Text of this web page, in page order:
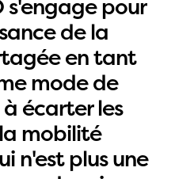
s'engage pour
de la
en tant
mode de
écarter les
mobilité
n'est plus une